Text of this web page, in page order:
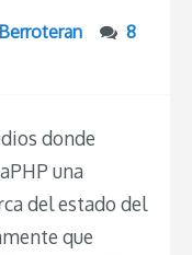
8
donde
una
del estado del
que